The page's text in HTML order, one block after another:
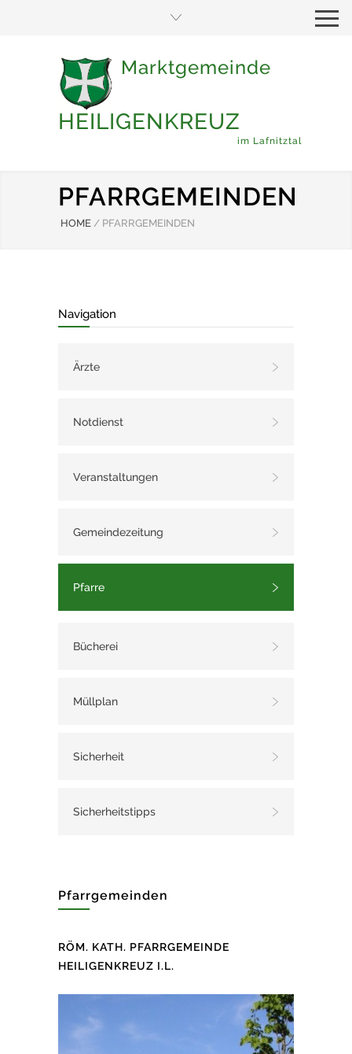
Marktgemeinde
HEILIGENKREUZ
im Lafnitztal
PFARRGEMEINDEN
HOME / PFARRGEMEINDEN
Navigation
Ärzte
Notdienst
Veranstaltungen
Gemeindezeitung
Pfarre
Bücherei
Müllplan
Sicherheit
Sicherheitstipps
Pfarrgemeinden
RÖM. KATH. PFARRGEMEINDE
HEILIGENKREUZ I.L.